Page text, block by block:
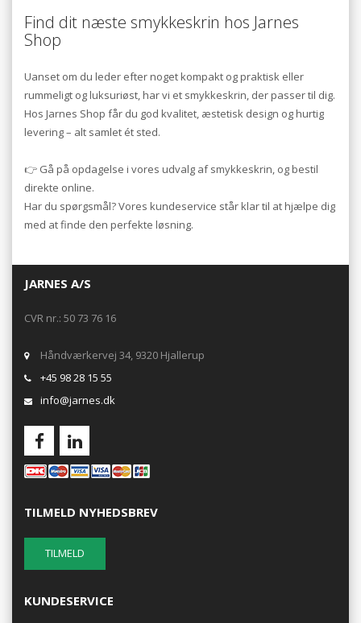
Find dit næste smykkeskrin hos Jarnes
Shop
Uanset om du leder efter noget kompakt og praktisk eller
rummeligt og luksuriøst, har vi et smykkeskrin, der passer til dig.
Hos Jarnes Shop får du god kvalitet, æstetisk design og hurtig
levering – alt samlet ét sted.
👉 Gå på opdagelse i vores udvalg af smykkeskrin, og bestil
direkte online.
Har du spørgsmål? Vores kundeservice står klar til at hjælpe dig
med at finde den perfekte løsning.
JARNES A/S
CVR nr.: 50 73 76 16
Håndværkervej 34, 9320 Hjallerup
+45 98 28 15 55
info@jarnes.dk
TILMELD NYHEDSBREV
KUNDESERVICE